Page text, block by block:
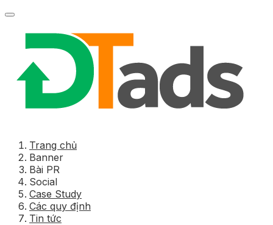
Trang chủ
Banner
Bài PR
Social
Case Study
Các quy định
Tin tức